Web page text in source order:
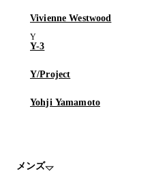
Vivienne Westwood
Y-3
Y/Project
Yohji Yamamoto
メンズ